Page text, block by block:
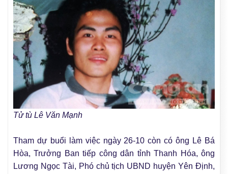
Tử tù Lê Văn Mạnh
Tham dự buổi làm việc ngày 26-10 còn có ông Lê Bá
Hòa, Trưởng Ban tiếp công dân tỉnh Thanh Hóa, ông
Lương Ngọc Tài, Phó chủ tịch UBND huyện Yên Định,